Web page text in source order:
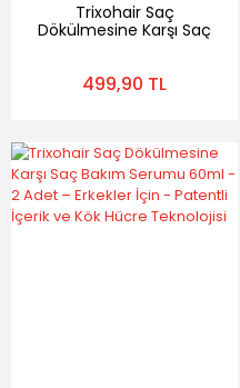
Trixohair Saç
Dökülmesine Karşı Saç
İçerik ve Kök Hücre
499,90 TL